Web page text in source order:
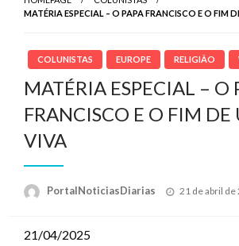
MATÉRIA ESPECIAL – O PAPA FRANCISCO E O FIM
COLUNISTAS EUROPE RELIGIÂO
MATÉRIA ESPECIAL – O
FRANCISCO E O FIM DE
VIVA
PortalNoticiasDiarias
Posted
21 de abril de
21/04/2025